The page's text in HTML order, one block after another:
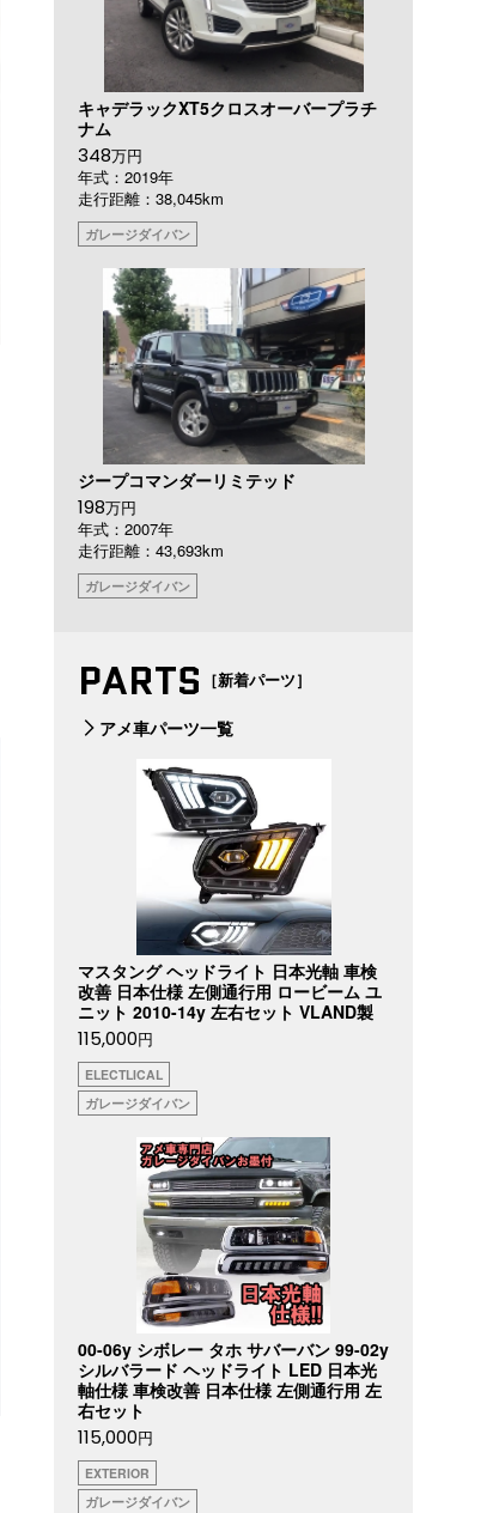
キャデラックXT5クロスオーバープラチ
ナム
348万円
年式：2019年
走行距離：38,045km
ガレージダイバン
ジープコマンダーリミテッド
198万円
年式：2007年
走行距離：43,693km
ガレージダイバン
PARTS ［新着パーツ］
アメ車パーツ一覧
マスタング ヘッドライト 日本光軸 車検
改善 日本仕様 左側通行用 ロービーム ユ
ニット 2010-14y 左右セット VLAND製
115,000円
ELECTLICAL
ガレージダイバン
00-06y シボレー タホ サバーバン 99-02y
シルバラード ヘッドライト LED 日本光
軸仕様 車検改善 日本仕様 左側通行用 左
右セット
115,000円
EXTERIOR
ガレージダイバン